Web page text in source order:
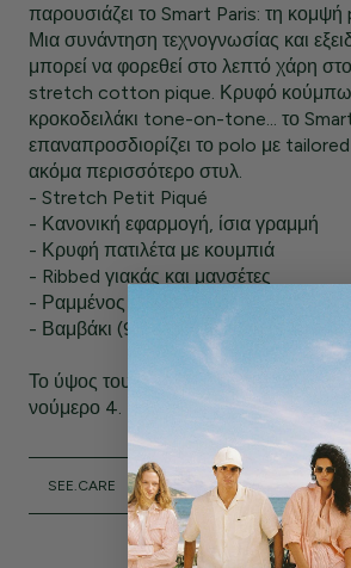
παρουσιάζει το Smart Paris: τη
Μια συνάντηση τεχνογνωσίας και
μπορεί να φορεθεί στο λεπτό χάρη
stretch cotton pique. Κρυφό
κροκοδειλάκι tone-on-tone... το
επαναπροσδιορίζει το polo με tailored
ακόμα περισσότερο στυλ.
- Stretch Petit Piqué
- Κανονική εφαρμογή, ίσια γραμμή
- Κρυφή πατιλέτα με κουμπιά
- Ribbed γιακάς και μανσέτες
- Ραμμένος Κροκόδεικός tone-on-
- Βαμβάκι (94%), Ελαστάνη (6%)
Το ύψος του μοντέλου είναι 1,80 μ. και
νούμερο 4.
SEE.CARE